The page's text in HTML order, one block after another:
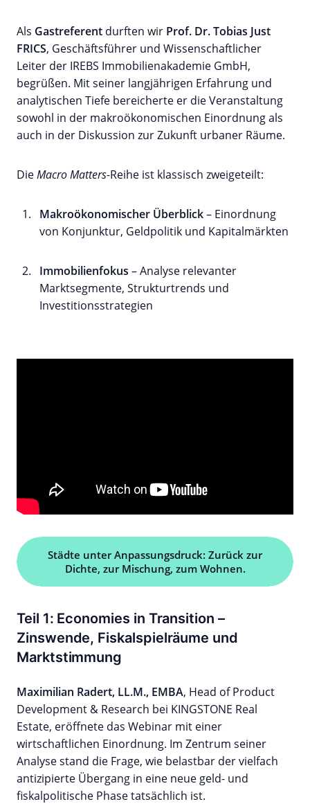
Als Gastreferent durften wir Prof. Dr. Tobias Just
FRICS, Geschäftsführer und Wissenschaftlicher
Leiter der IREBS Immobilienakademie GmbH,
begrüßen. Mit seiner langjährigen Erfahrung und
analytischen Tiefe bereicherte er die Veranstaltung
sowohl in der makroökonomischen Einordnung als
auch in der Diskussion zur Zukunft urbaner Räume.
DieMacro Matters-Reihe ist klassisch zweigeteilt:
Makroökonomischer Überblick– Einordnung
von Konjunktur, Geldpolitik und Kapitalmärkten
Immobilienfokus – Analyse relevanter
Marktsegmente, Strukturtrends und
Investitionsstrategien
Städte unter Anpassungsdruck: Zurück zur
Dichte, zur Mischung, zum Wohnen.
Teil 1: Economies in Transition –
Zinswende, Fiskalspielräume und
Marktstimmung
Maximilian Radert, LL.M., EMBA, Head of Product
Development & Research bei KINGSTONE Real
Estate, eröffnete das Webinar mit einer
wirtschaftlichen Einordnung. Im Zentrum seiner
Analyse stand die Frage, wie belastbar der vielfach
antizipierte Übergang in eine neue geld- und
fiskalpolitische Phase tatsächlich ist.